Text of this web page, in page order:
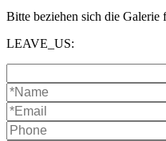
Bitte beziehen sich die Galerie
LEAVE_US: